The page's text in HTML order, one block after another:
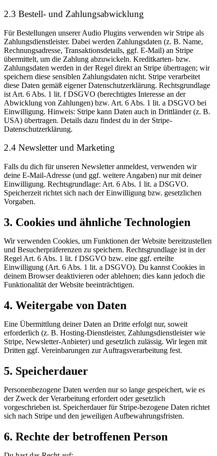
2.3 Bestell- und Zahlungsabwicklung
Für Bestellungen unserer Audio Plugins verwenden wir Stripe als
Zahlungsdienstleister. Dabei werden Zahlungsdaten (z. B. Name,
Rechnungsadresse, Transaktionsdetails, ggf. E-Mail) an Stripe
übermittelt, um die Zahlung abzuwickeln. Kreditkarten- bzw.
Zahlungsdaten werden in der Regel direkt an Stripe übertragen; wir
speichern diese sensiblen Zahlungsdaten nicht. Stripe verarbeitet
diese Daten gemäß eigener Datenschutzerklärung. Rechtsgrundlage
ist Art. 6 Abs. 1 lit. f DSGVO (berechtigtes Interesse an der
Abwicklung von Zahlungen) bzw. Art. 6 Abs. 1 lit. a DSGVO bei
Einwilligung. Hinweis: Stripe kann Daten auch in Drittländer (z. B.
USA) übertragen. Details dazu findest du in der Stripe-
Datenschutzerklärung.
2.4 Newsletter und Marketing
Falls du dich für unseren Newsletter anmeldest, verwenden wir
deine E-Mail-Adresse (und ggf. weitere Angaben) nur mit deiner
Einwilligung. Rechtsgrundlage: Art. 6 Abs. 1 lit. a DSGVO.
Speicherzeit richtet sich nach der Einwilligung bzw. gesetzlichen
Vorgaben.
3. Cookies und ähnliche Technologien
Wir verwenden Cookies, um Funktionen der Website bereitzustellen
und Besucherpräferenzen zu speichern. Rechtsgrundlage ist in der
Regel Art. 6 Abs. 1 lit. f DSGVO bzw. eine ggf. erteilte
Einwilligung (Art. 6 Abs. 1 lit. a DSGVO). Du kannst Cookies in
deinem Browser deaktivieren oder ablehnen; dies kann jedoch die
Funktionalität der Website beeinträchtigen.
4. Weitergabe von Daten
Eine Übermittlung deiner Daten an Dritte erfolgt nur, soweit
erforderlich (z. B. Hosting-Dienstleister, Zahlungsdienstleister wie
Stripe, Newsletter-Anbieter) und gesetzlich zulässig. Wir legen mit
Dritten ggf. Vereinbarungen zur Auftragsverarbeitung fest.
5. Speicherdauer
Personenbezogene Daten werden nur so lange gespeichert, wie es
der Zweck der Verarbeitung erfordert oder gesetzlich
vorgeschrieben ist. Speicherdauer für Stripe-bezogene Daten richtet
sich nach Stripe und den jeweiligen Aufbewahrungsfristen.
6. Rechte der betroffenen Person